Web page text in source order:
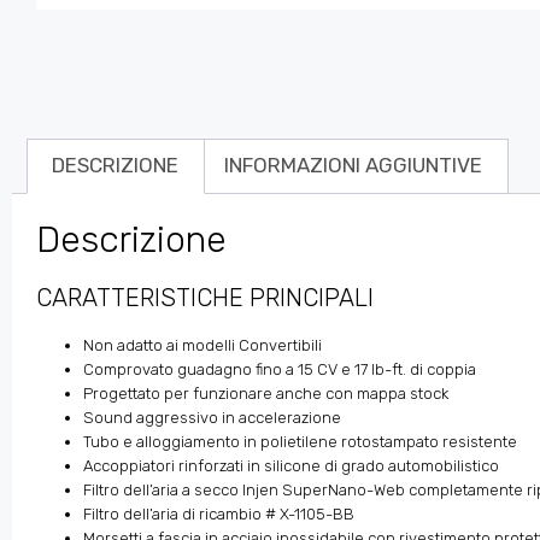
DESCRIZIONE INFORMAZIONI AGGIUNTIVE
Descrizione
CARATTERISTICHE PRINCIPALI
Non adatto ai modelli Convertibili
Comprovato guadagno fino a 15 CV e 17 lb-ft. di coppia
Progettato per funzionare anche con mappa stock
Sound aggressivo in accelerazione
Tubo e alloggiamento in polietilene rotostampato resistente
Accoppiatori rinforzati in silicone di grado automobilistico
Filtro dell’aria a secco Injen SuperNano-Web completamente
Filtro dell’aria di ricambio # X-1105-BB